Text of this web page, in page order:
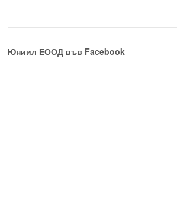
Юниил ЕООД във Facebook